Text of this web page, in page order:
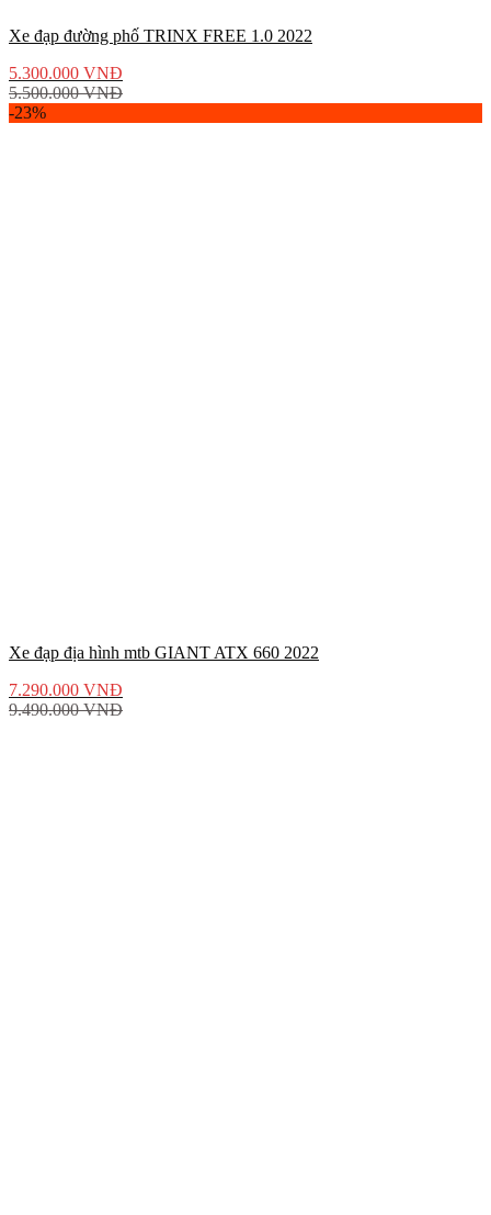
Xe đạp đường phố TRINX FREE 1.0 2022
5.300.000 VNĐ
5.500.000VNĐ
-23%
Xe đạp địa hình mtb GIANT ATX 660 2022
7.290.000 VNĐ
9.490.000VNĐ